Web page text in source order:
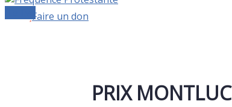
Faire un don
PRIX MONTLUC